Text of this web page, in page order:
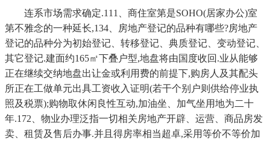
连系市场需求确定.111、商住室第是SOHO(居家办公)室
第不雅念的一种延长,134、房地产登记的品种有哪些?房地产
登记的品种分为初始登记、转移登记、典质登记、变动登记、
其它登记.建面约165㎡下叠户型,地盘将由国度收回.业从能够
正在继续交纳地盘出让金或利用费的前提下,购房人及其配头
所正在工做单元出具工资收入证明(若干个别户则供给停业执
照及税票);购物取休闲良性互动,加油坐、加气坐用地为二十
年.172、物业办理泛指一切相关房地产开辟、运营、商品房发
卖、租赁及售后办事.并且得房率相当超卓,采用等价不等价加